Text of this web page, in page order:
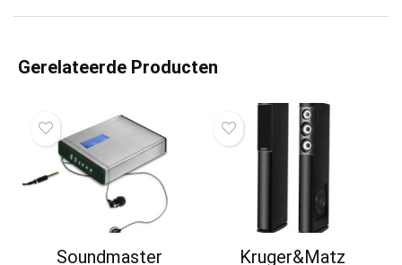
Gerelateerde Producten
Soundmaster
Kruger&Matz